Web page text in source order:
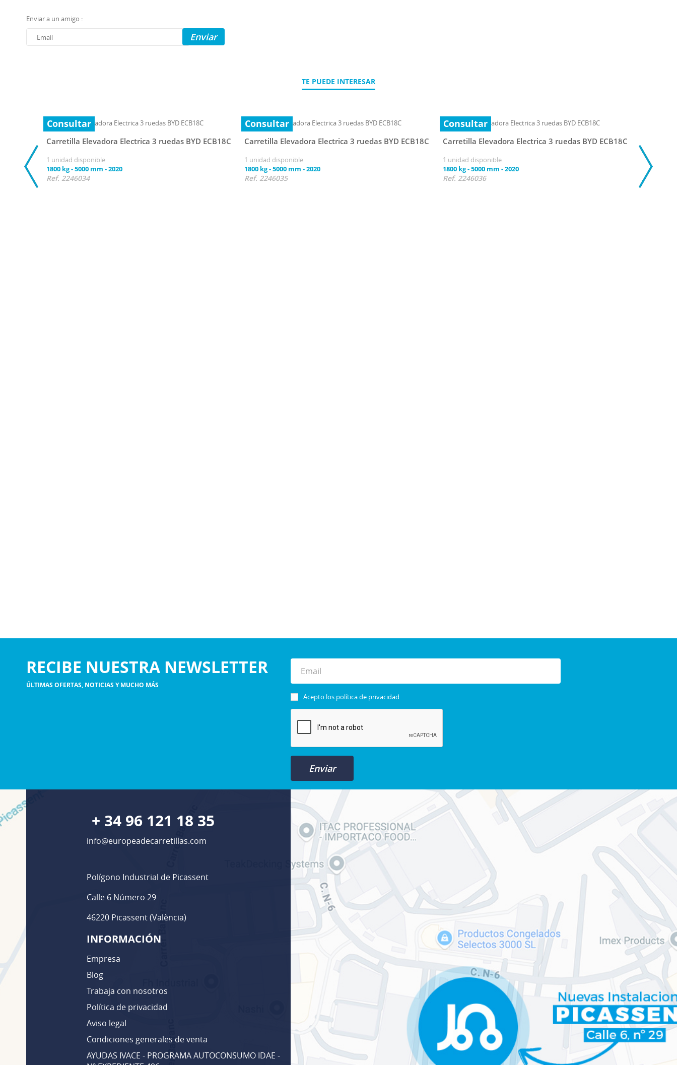
Enviar a un amigo :
Enviar
TE PUEDE INTERESAR
Consultar
Carretilla Elevadora Electrica 3 ruedas BYD ECB18C
1 unidad disponible
1800 kg-5000 mm -2020
Ref. 2246034
Consultar
Carretilla Elevadora Electrica 3 ruedas BYD ECB18C
1 unidad disponible
1800 kg-5000 mm -2020
Ref. 2246035
Consultar
Carretilla Elevadora Electrica 3 ruedas BYD ECB18C
1 unidad disponible
1800 kg-5000 mm -2020
Ref. 2246036
RECIBE NUESTRA NEWSLETTER
ÚLTIMAS OFERTAS, NOTICIAS Y MUCHO MÁS
Enviar
Acepto los política de privacidad
+ 34 96 121 18 35
info@europeadecarretillas.com
Polígono Industrial de Picassent
Calle 6 Número 29
46220 Picassent (València)
INFORMACIÓN
Empresa
Blog
Trabaja con nosotros
Política de privacidad
Aviso legal
Condiciones generales de venta
AYUDAS IVACE - PROGRAMA AUTOCONSUMO IDAE -